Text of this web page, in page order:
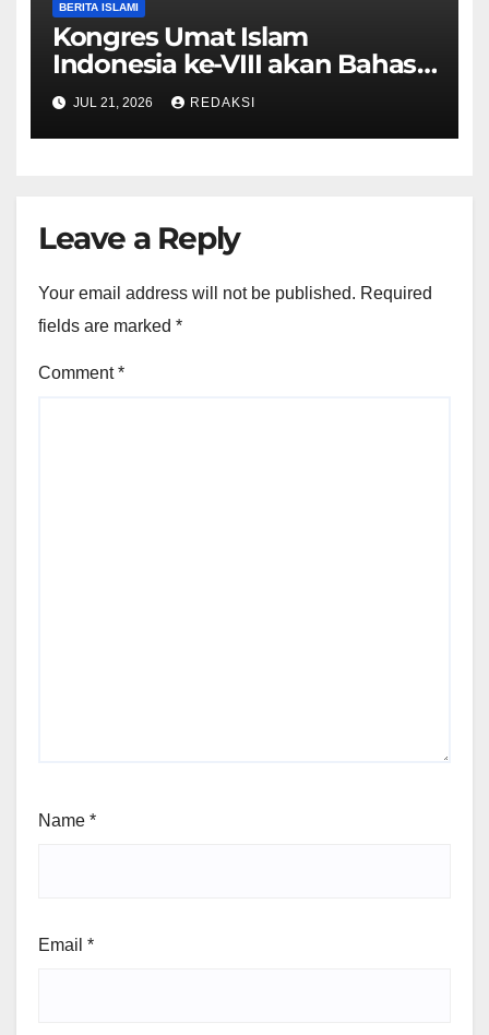
BERITA ISLAMI
Kongres Umat Islam
Indonesia ke-VIII akan Bahas
Hukuman Mati Koruptor
JUL 21, 2026 REDAKSI
Leave a Reply
Your email address will not be published. Required
fields are marked *
Comment*
Name *
Email *